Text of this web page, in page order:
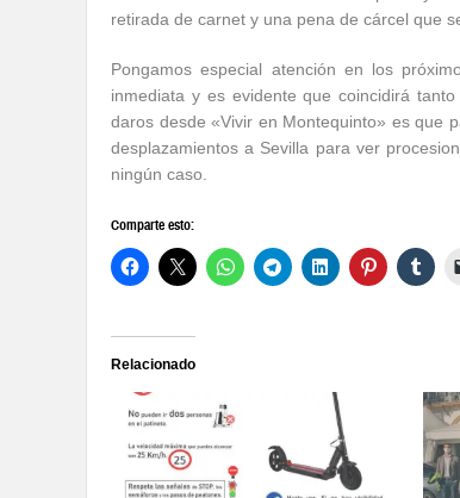
retirada de carnet y una pena de cárcel que
Pongamos especial atención en los
inmediata y es evidente que coincidirá
daros desde «Vivir en Montequinto» es que
desplazamientos a Sevilla para ver
ningún caso.
Comparte esto:
Relacionado